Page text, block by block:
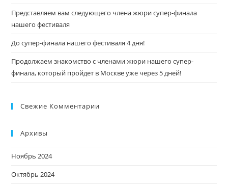
Представляем вам следующего члена жюри супер-финала
нашего фестиваля
До супер-финала нашего фестиваля 4 дня!
Продолжаем знакомство с членами жюри нашего супер-
финала, который пройдет в Москве уже через 5 дней!
Свежие Комментарии
Архивы
Ноябрь 2024
Октябрь 2024